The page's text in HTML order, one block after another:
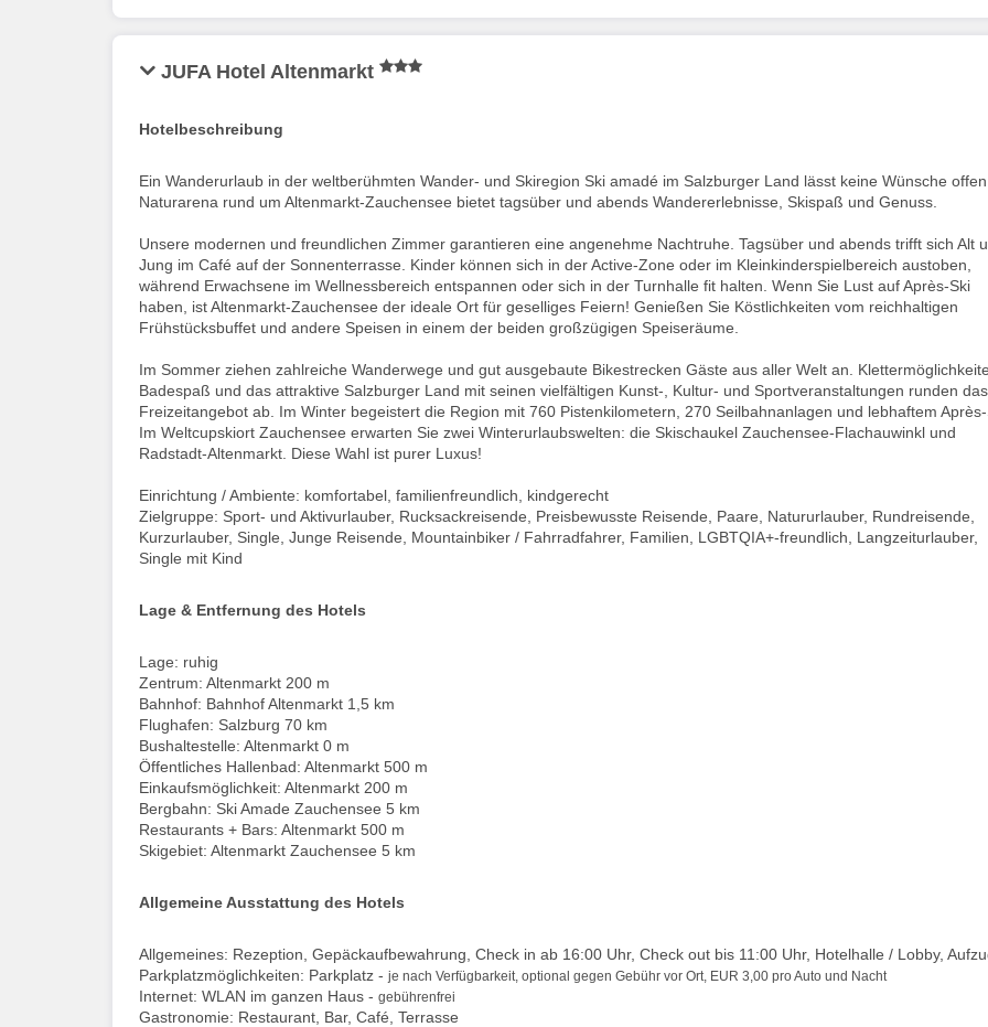
JUFA Hotel Altenmarkt
Hotelbeschreibung
Ein Wanderurlaub in der weltberühmten Wander- und Skiregion Ski amadé im Salzburger Land lässt keine Wünsche
Naturarena rund um Altenmarkt-Zauchensee bietet tagsüber und abends Wandererlebnisse, Skispaß und Genuss.
Unsere modernen und freundlichen Zimmer garantieren eine angenehme Nachtruhe. Tagsüber und abends trifft sich Alt
Jung im Café auf der Sonnenterrasse. Kinder können sich in der Active-Zone oder im Kleinkinderspielbereich austoben,
während Erwachsene im Wellnessbereich entspannen oder sich in der Turnhalle fit halten. Wenn Sie Lust auf Après-Ski
haben, ist Altenmarkt-Zauchensee der ideale Ort für geselliges Feiern! Genießen Sie Köstlichkeiten vom reichhaltigen
Frühstücksbuffet und andere Speisen in einem der beiden großzügigen Speiseräume.
Im Sommer ziehen zahlreiche Wanderwege und gut ausgebaute Bikestrecken Gäste aus aller Welt an.
Badespaß und das attraktive Salzburger Land mit seinen vielfältigen Kunst-, Kultur- und Sportveranstaltungen runden das
Freizeitangebot ab. Im Winter begeistert die Region mit 760 Pistenkilometern, 270 Seilbahnanlagen und lebhaftem
Im Weltcupskiort Zauchensee erwarten Sie zwei Winterurlaubswelten: die Skischaukel Zauchensee-Flachauwinkl und
Radstadt-Altenmarkt. Diese Wahl ist purer Luxus!
Einrichtung / Ambiente: komfortabel, familienfreundlich, kindgerecht
Zielgruppe: Sport- und Aktivurlauber, Rucksackreisende, Preisbewusste Reisende, Paare, Natururlauber, Rundreisende,
Kurzurlauber, Single, Junge Reisende, Mountainbiker / Fahrradfahrer, Familien, LGBTQIA+-freundlich, Langzeiturlauber,
Single mit Kind
Lage & Entfernung des Hotels
Lage: ruhig
Zentrum: Altenmarkt 200 m
Bahnhof: Bahnhof Altenmarkt 1,5 km
Flughafen: Salzburg 70 km
Bushaltestelle: Altenmarkt 0 m
Öffentliches Hallenbad: Altenmarkt 500 m
Einkaufsmöglichkeit: Altenmarkt 200 m
Bergbahn: Ski Amade Zauchensee 5 km
Restaurants + Bars: Altenmarkt 500 m
Skigebiet: Altenmarkt Zauchensee 5 km
Allgemeine Ausstattung des Hotels
Allgemeines: Rezeption, Gepäckaufbewahrung, Check in ab 16:00 Uhr, Check out bis 11:00 Uhr, Hotelhalle / Lobby,
Parkplatzmöglichkeiten: Parkplatz - je nach Verfügbarkeit, optional gegen Gebühr vor Ort, EUR 3,00 pro Auto und Nacht
Internet: WLAN im ganzen Haus - gebührenfrei
Gastronomie: Restaurant, Bar, Café, Terrasse